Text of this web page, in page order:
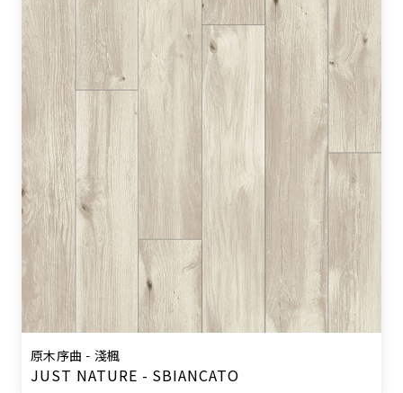
原木序曲 - 淺楓
JUST NATURE - SBIANCATO